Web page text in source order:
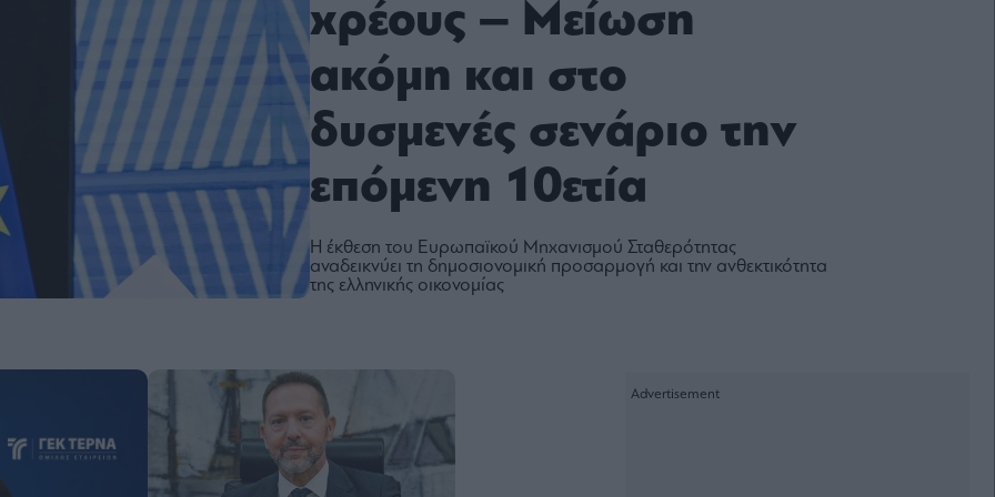
χρέους – Μείωση
ακόμη και στο
δυσμενές σενάριο την
επόμενη 10ετία
Η έκθεση του Ευρωπαϊκού Μηχανισμού Σταθερότητας
αναδεικνύει τη δημοσιονομική προσαρμογή και την ανθεκτικότητα
της ελληνικής οικονομίας